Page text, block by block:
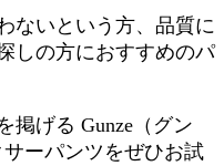
ないという方、品質に
しの方におすすめのパ
掲げる Gunze（グン
ーパンツをぜひお試